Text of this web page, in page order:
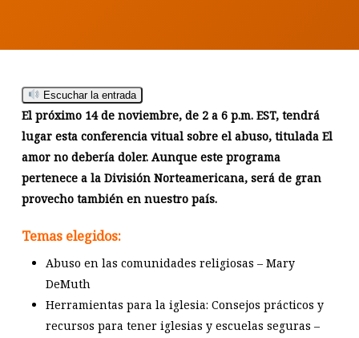
Escuchar la entrada
El próximo 14 de noviembre, de 2 a 6 p.m. EST, tendrá
lugar esta conferencia vitual sobre el abuso, titulada El
amor no debería doler. Aunque este programa
pertenece a la División Norteamericana, será de gran
provecho también en nuestro país.
Temas elegidos:
Abuso en las comunidades religiosas – Mary
DeMuth
Herramientas para la iglesia: Consejos prácticos y
recursos para tener iglesias y escuelas seguras –